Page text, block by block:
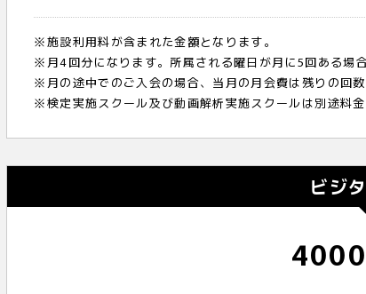
※施設利用料が含まれた金額となります。
※月4回分になります。所属される曜日が月に5回ある場
※月の途中でのご入会の場合、当月の月会費は残りの回数
※検定実施スクール及び動画解析実施スクールは別途料金
ビジ
4000